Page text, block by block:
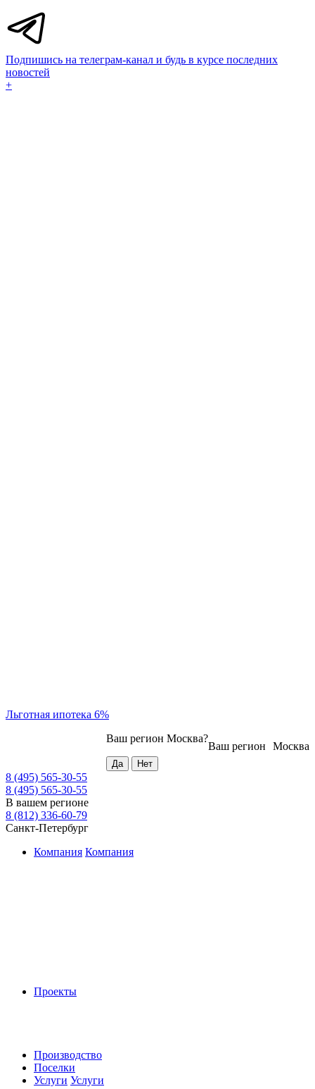
Подпишись на телеграм-канал и будь в курсе последних
новостей
+
Льготная ипотека 6%
Москва
Ваш регион
Ваш регион Москва?
8 (495) 565-30-55
8 (495) 565-30-55
В вашем регионе
8 (812) 336-60-79
Санкт-Петербург
Компания Компания
Проекты
Производство
Поселки
Услуги Услуги